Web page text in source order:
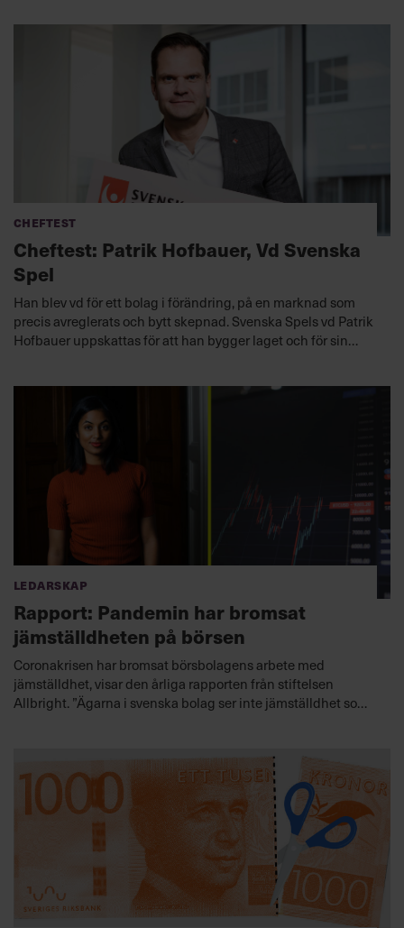
Cheftest
Cheftest: Patrik Hofbauer, Vd Svenska
Spel
Han blev vd för ett bolag i förändring, på en marknad som
precis avreglerats och bytt skepnad. Svenska Spels vd Patrik
Hofbauer uppskattas för att han bygger laget och för sin
Ledarskap
Rapport: Pandemin har bromsat
jämställdheten på börsen
Coronakrisen har bromsat börsbolagens arbete med
jämställdhet, visar den årliga rapporten från stiftelsen
Allbright. ”Ägarna i svenska bolag ser inte jämställdhet som